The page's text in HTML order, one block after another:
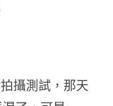
攝測試，那天